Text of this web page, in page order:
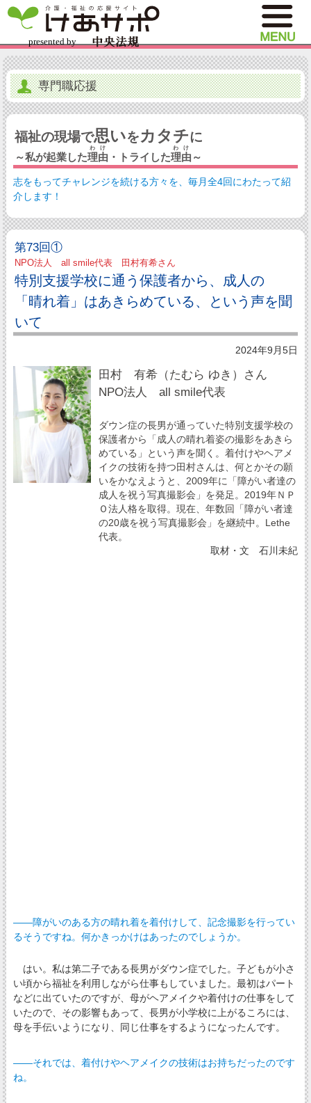
専門職応援
福祉の現場で思いをカタチに
～私が起業した理由
わけ
・トライした理由
わけ
～
志をもってチャレンジを続ける方々を、毎月全4回にわたって紹
介します！
第73回①
NPO法人 all smile代表 田村有希さん
特別支援学校に通う保護者から、成人の
「晴れ着」はあきらめている、という声を聞
いて
2024年9月5日
田村 有希（たむら ゆき）さん
NPO法人 all smile代表
ダウン症の長男が通っていた特別支援学校の
保護者から「成人の晴れ着姿の撮影をあきら
めている」という声を聞く。着付けやヘアメ
イクの技術を持つ田村さんは、何とかその願
いをかなえようと、2009年に「障がい者達の
成人を祝う写真撮影会」を発足。2019年ＮＰ
Ｏ法人格を取得。現在、年数回「障がい者達
の20歳を祝う写真撮影会」を継続中。Lethe
代表。
取材・文 石川未紀
――障がいのある方の晴れ着を着付けして、記念撮影を行ってい
るそうですね。何かきっかけはあったのでしょうか。
はい。私は第二子である長男がダウン症でした。子どもが小さ
い頃から福祉を利用しながら仕事もしていました。最初はパート
などに出ていたのですが、母がヘアメイクや着付けの仕事をして
いたので、その影響もあって、長男が小学校に上がるころには、
母を手伝いようになり、同じ仕事をするようになったんです。
――それでは、着付けやヘアメイクの技術はお持ちだったのです
ね。